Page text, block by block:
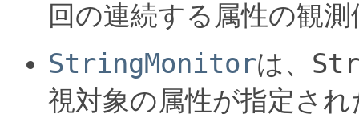
回の連続する属性の観
StringMonitorは、
視対象の属性が指定さ